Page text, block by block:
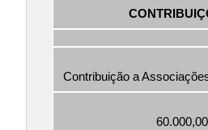
Contribuição a
60.000,00